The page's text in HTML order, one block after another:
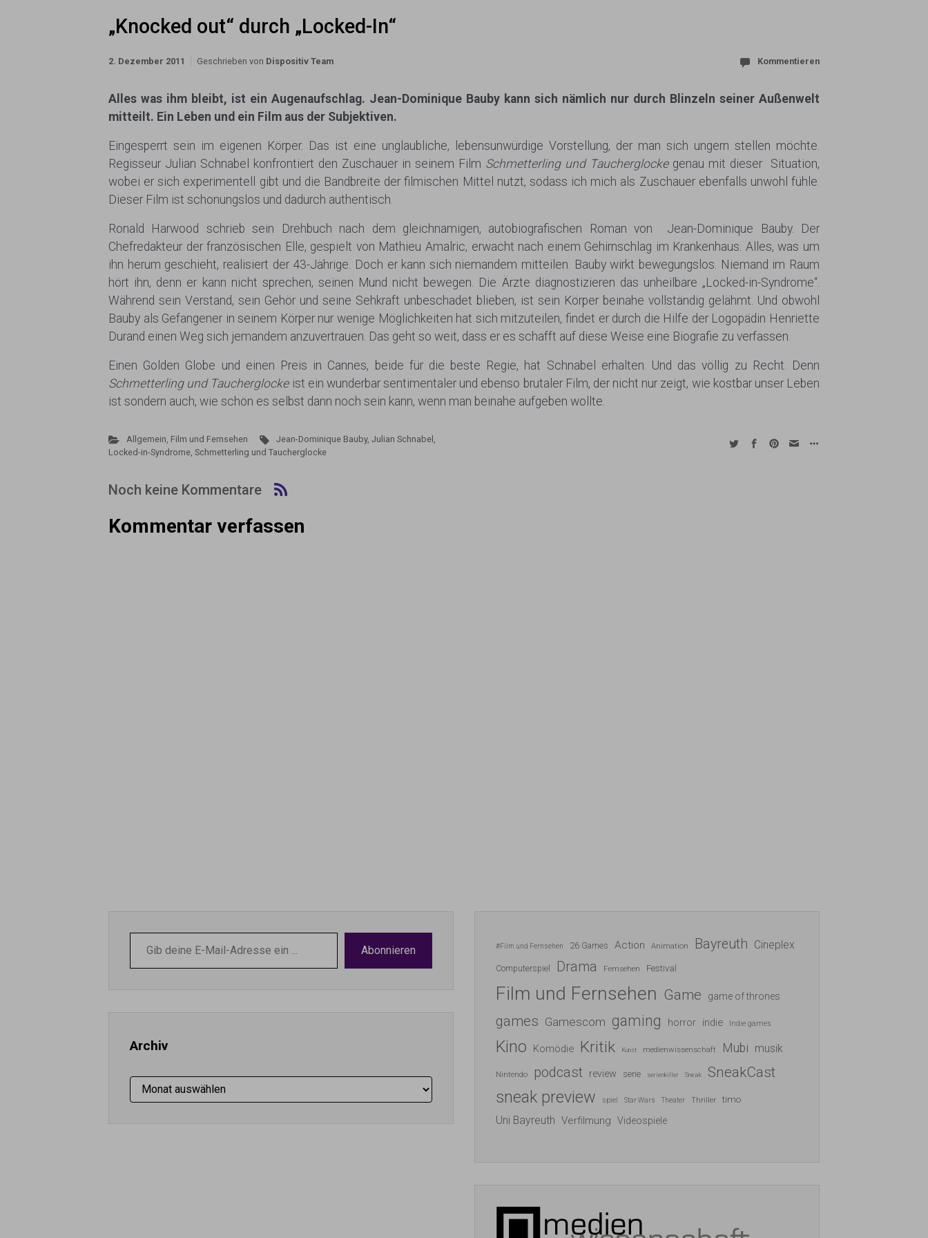
„Knocked out“ durch „Locked-In“
2. Dezember 2011 Geschrieben von Dispositiv Team Kommentieren
Alles was ihm bleibt, ist ein Augenaufschlag. Jean-Dominique Bauby kann sich nämlich nur durch Blinzeln seiner Außenwelt
mitteilt. Ein Leben und ein Film aus der Subjektiven.
Eingesperrt sein im eigenen Körper. Das ist eine unglaubliche, lebensunwürdige Vorstellung, der man sich ungern stellen möchte.
Regisseur Julian Schnabel konfrontiert den Zuschauer in seinem Film Schmetterling und Taucherglockegenau mit dieser Situation,
wobei er sich experimentell gibt und die Bandbreite der filmischen Mittel nutzt, sodass ich mich als Zuschauer ebenfalls unwohl fühle.
Dieser Film ist schonungslos und dadurch authentisch.
Ronald Harwood schrieb sein Drehbuch nach dem gleichnamigen, autobiografischen Roman von Jean-Dominique Bauby. Der
Chefredakteur der französischen Elle, gespielt von Mathieu Amalric, erwacht nach einem Gehirnschlag im Krankenhaus. Alles, was um
ihn herum geschieht, realisiert der 43-Jährige. Doch er kann sich niemandem mitteilen. Bauby wirkt bewegungslos. Niemand im Raum
hört ihn, denn er kann nicht sprechen, seinen Mund nicht bewegen. Die Ärzte diagnostizieren das unheilbare „Locked-in-Syndrome“.
Während sein Verstand, sein Gehör und seine Sehkraft unbeschadet blieben, ist sein Körper beinahe vollständig gelähmt. Und obwohl
Bauby als Gefangener in seinem Körper nur wenige Möglichkeiten hat sich mitzuteilen, findet er durch die Hilfe der Logopädin Henriette
Durand einen Weg sich jemandem anzuvertrauen. Das geht so weit, dass er es schafft auf diese Weise eine Biografie zu verfassen.
Einen Golden Globe und einen Preis in Cannes, beide für die beste Regie, hat Schnabel erhalten. Und das völlig zu Recht. Denn
Schmetterling und Taucherglocke ist ein wunderbar sentimentaler und ebenso brutaler Film, der nicht nur zeigt, wie kostbar unser Leben
ist sondern auch, wie schön es selbst dann noch sein kann, wenn man beinahe aufgeben wollte.
Allgemein, Film und Fernsehen Jean-Dominique Bauby,Julian Schnabel ,
Locked-in-Syndrome, Schmetterling und Taucherglocke
Noch keine Kommentare
Kommentar verfassen
deine
E-
Abonnieren
Archiv
Archiv
#Film und Fernsehen 26 Games Action Animation Bayreuth Cineplex
Computerspiel Drama Fernsehen Festival
Film und Fernsehen Game game of thrones
games Gamescom gaming horror indie Indie games
Kino Komödie Kritik Kunst medienwissenschaft Mubi musik
Nintendo podcast review serie serienkiller Sneak SneakCast
sneak preview spiel Star Wars Theater Thriller timo
Uni Bayreuth Verfilmung Videospiele